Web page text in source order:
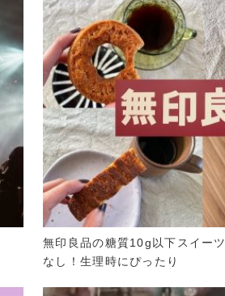
無印良品の糖質10g以下スイー
なし！生理時にぴったり